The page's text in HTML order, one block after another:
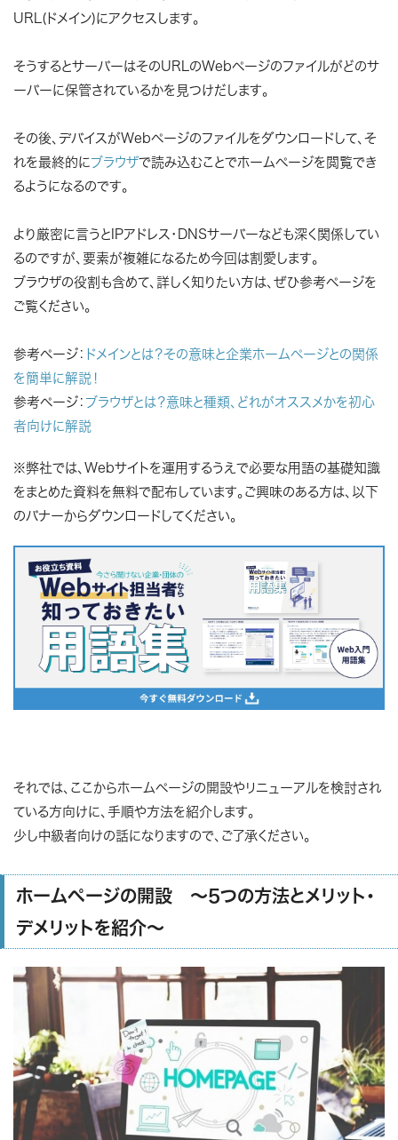
URL(ドメイン)にアクセスします。
そうするとサーバーはそのURLのWebページのファイルがどのサ
ーバーに保管されているかを見つけだします。
その後、デバイスがWebページのファイルをダウンロードして、そ
れを最終的にブラウザで読み込むことでホームページを閲覧でき
るようになるのです。
より厳密に言うとIPアドレス・DNSサーバーなども深く関係してい
るのですが、要素が複雑になるため今回は割愛します。
ブラウザの役割も含めて、詳しく知りたい方は、ぜひ参考ページを
ご覧ください。
参考ページ： ドメインとは？その意味と企業ホームページとの関係
を簡単に解説！
参考ページ： ブラウザとは？意味と種類、どれがオススメかを初心
者向けに解説
※弊社では、Webサイトを運用するうえで必要な用語の基礎知識
をまとめた資料を無料で配布しています。ご興味のある方は、以下
のバナーからダウンロードしてください。
それでは、ここからホームページの開設やリニューアルを検討され
ている方向けに、手順や方法を紹介します。
少し中級者向けの話になりますので、ご了承ください。
ホームページの開設 ～5つの方法とメリット・
デメリットを紹介～